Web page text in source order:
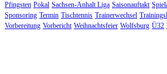
Pfingsten Pokal Sachsen-Anhalt Liga Saisonauftakt
Sponsoring Termin Tischtennis Trainerwechsel
Vorbereitung Vorbericht Weihnachtsfeier Wolfsburg Ü32